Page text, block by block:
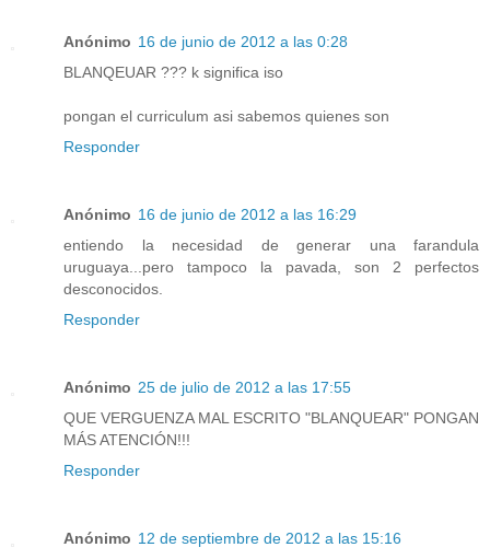
Anónimo 16 de junio de 2012 a las 0:28
BLANQEUAR ??? k significa iso
pongan el curriculum asi sabemos quienes son
Responder
Anónimo 16 de junio de 2012 a las 16:29
entiendo la necesidad de generar una farandula
uruguaya...pero tampoco la pavada, son 2 perfectos
desconocidos.
Responder
Anónimo 25 de julio de 2012 a las 17:55
QUE VERGUENZA MAL ESCRITO "BLANQUEAR" PONGAN
MÁS ATENCIÓN!!!
Responder
Anónimo 12 de septiembre de 2012 a las 15:16